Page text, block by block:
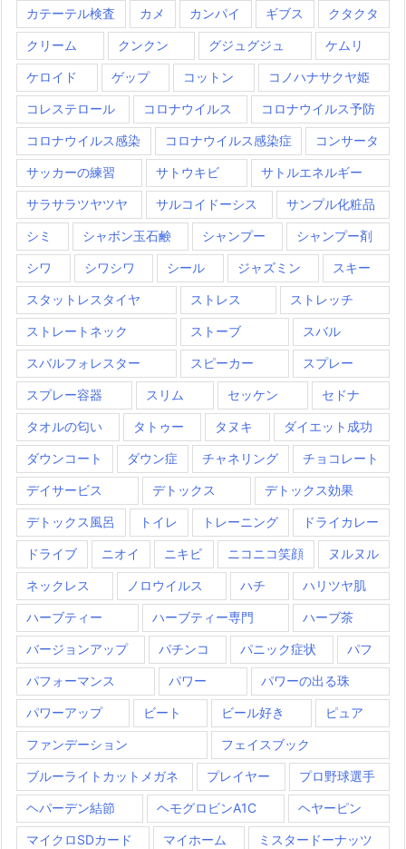
カテーテル検査 カメ カンパイ ギブス クタクタ
クリーム クンクン グジュグジュ ケムリ
ケロイド ゲップ コットン コノハナサクヤ姫
コレステロール コロナウイルス コロナウイルス予防
コロナウイルス感染 コロナウイルス感染症 コンサータ
サッカーの練習 サトウキビ サトルエネルギー
サラサラツヤツヤ サルコイドーシス サンプル化粧品
シミ シャボン玉石鹸 シャンプー シャンプー剤
シワ シワシワ シール ジャズミン スキー
スタットレスタイヤ ストレス ストレッチ
ストレートネック ストーブ スバル
スバルフォレスター スピーカー スプレー
スプレー容器 スリム セッケン セドナ
タオルの匂い タトゥー タヌキ ダイエット成功
ダウンコート ダウン症 チャネリング チョコレート
デイサービス デトックス デトックス効果
デトックス風呂 トイレ トレーニング ドライカレー
ドライブ ニオイ ニキビ ニコニコ笑顔 ヌルヌル
ネックレス ノロウイルス ハチ ハリツヤ肌
ハーブティー ハーブティー専門 ハーブ茶
バージョンアップ パチンコ パニック症状 パフ
パフォーマンス パワー パワーの出る珠
パワーアップ ビート ビール好き ピュア
ファンデーション フェイスブック
ブルーライトカットメガネ プレイヤー プロ野球選手
ヘパーデン結節 ヘモグロビンA1C ヘヤーピン
マイクロSDカード マイホーム ミスタードーナッツ